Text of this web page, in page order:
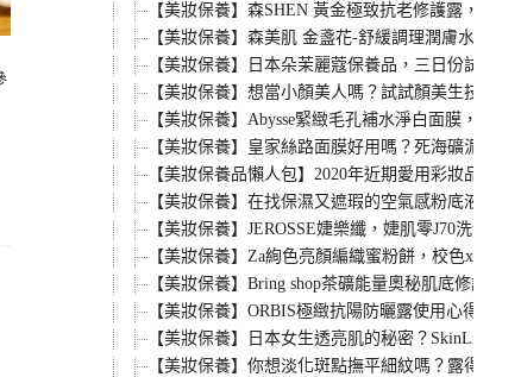
【美妝保養】森SHEN 黃金極致抗老修護露，
【美妝保養】森美肌 金盞花-舒緩調理潤膚水，乾
【美妝保養】日本朵茉麗蔻保養品，三日份試用
【美妝保養】想當小顏美人嗎？試試顏美生技的
【美妝保養】Abysse緊緻毛孔補水淨白面膜，金
【美妝保養】皇家絲路面膜好用嗎？死海礦泥淨
【美妝保養品懶人包】2020年近期愛用彩妝品＆
【美妝保養】在找保濕又遮瑕的空氣感粉底液嗎
【美妝保養】JEROSSE婕樂纖，婕肌零J70洗卸
【美妝保養】Za絢色亮顏編織蜜粉餅，校色x持妝
【美妝保養】Bring shop茶礦能量奧秘肌底修護安
【美妝保養】ORBIS極緻抗陽防曬露使用心得分
【美妝保養】日本女生透亮肌的秘密？SkinLife滋
【美妝保養】你想淡化斑點撫平細紋嗎？露得清